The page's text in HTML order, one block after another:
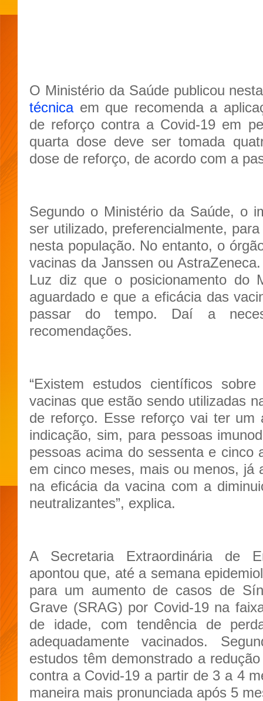
O Ministério da Saúde publicou
técnicaem que recomenda a
de reforço contra a Covid-19 em
quarta dose deve ser tomada
dose de reforço, de acordo com a
Segundo o Ministério da Saúde, o
ser utilizado, preferencialmente,
nesta população. No entanto, o
vacinas da Janssen ou
Luz diz que o posicionamento do
aguardado e que a eficácia das
passar do tempo. Daí a
recomendações.
“Existem estudos científicos
vacinas que estão sendo utilizadas
de reforço. Esse reforço vai ter um
indicação, sim, para pessoas
pessoas acima do sessenta e cinco
em cinco meses, mais ou menos, já
na eficácia da vacina com a
neutralizantes”, explica.
A Secretaria Extraordinária de
apontou que, até a semana
para um aumento de casos de
Grave (SRAG) por Covid-19 na
de idade, com tendência de
adequadamente vacinados.
estudos têm demonstrado a
contra a Covid-19 a partir de 3 a 4
maneira mais pronunciada após 5